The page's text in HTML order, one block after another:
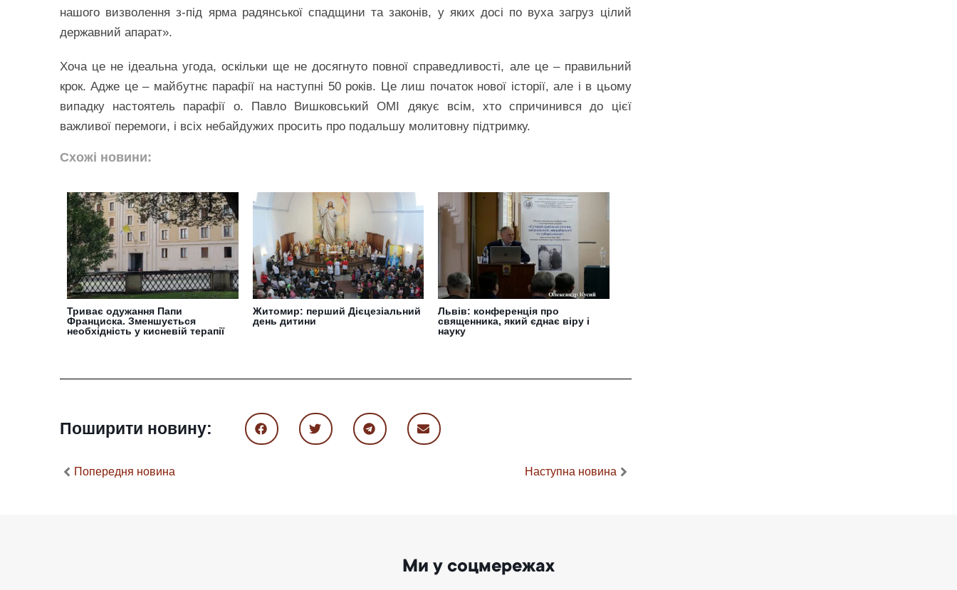
нашого визволення з-під ярма радянської спадщини та законів, у яких досі по вуха загруз цілий
державний апарат».
Хоча це не ідеальна угода, оскільки ще не досягнуто повної справедливості, але це – правильний
крок. Адже це – майбутнє парафії на наступні 50 років. Це лиш початок нової історії, але і в цьому
випадку настоятель парафії о. Павло Вишковський ОМІ дякує всім, хто спричинився до цієї
важливої перемоги, і всіх небайдужих просить про подальшу молитовну підтримку.
Схожі новини:
Триває одужання Папи
Франциска. Зменшується
необхідність у кисневій терапії
Житомир: перший Дієцезіальний
день дитини
Львів: конференція про
священника, який єднає віру і
науку
Поширити новину:
Попередня новина Наступна новина
Ми у соцмережах